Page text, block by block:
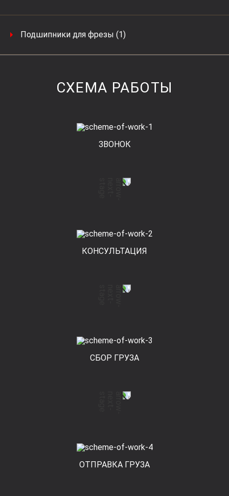
Подшипники для фрезы (1)
СХЕМА РАБОТЫ
ЗВОНОК
КОНСУЛЬТАЦИЯ
СБОР ГРУЗА
ОТПРАВКА ГРУЗА